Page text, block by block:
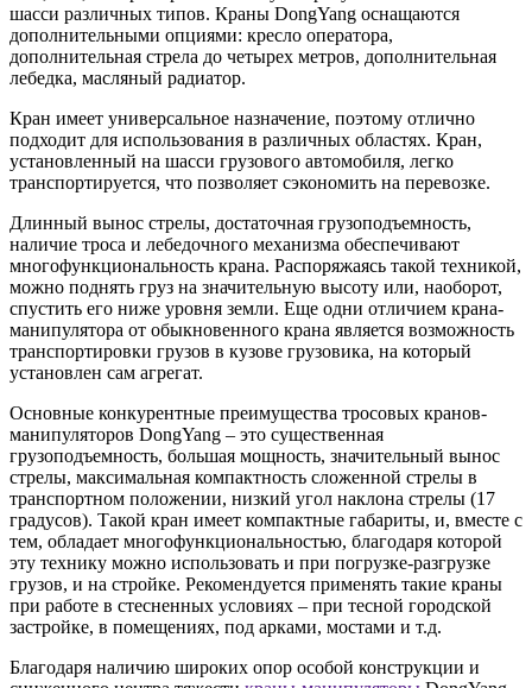
шасси различных типов. Краны DongYang оснащаются
дополнительными опциями: кресло оператора,
дополнительная стрела до четырех метров, дополнительная
лебедка, масляный радиатор.
Кран имеет универсальное назначение, поэтому отлично
подходит для использования в различных областях. Кран,
установленный на шасси грузового автомобиля, легко
транспортируется, что позволяет сэкономить на перевозке.
Длинный вынос стрелы, достаточная грузоподъемность,
наличие троса и лебедочного механизма обеспечивают
многофункциональность крана. Распоряжаясь такой техникой,
можно поднять груз на значительную высоту или, наоборот,
спустить его ниже уровня земли. Еще одни отличием крана-
манипулятора от обыкновенного крана является возможность
транспортировки грузов в кузове грузовика, на который
установлен сам агрегат.
Основные конкурентные преимущества тросовых кранов-
манипуляторов DongYang – это существенная
грузоподъемность, большая мощность, значительный вынос
стрелы, максимальная компактность сложенной стрелы в
транспортном положении, низкий угол наклона стрелы (17
градусов). Такой кран имеет компактные габариты, и, вместе с
тем, обладает многофункциональностью, благодаря которой
эту технику можно использовать и при погрузке-разгрузке
грузов, и на стройке. Рекомендуется применять такие краны
при работе в стесненных условиях – при тесной городской
застройке, в помещениях, под арками, мостами и т.д.
Благодаря наличию широких опор особой конструкции и